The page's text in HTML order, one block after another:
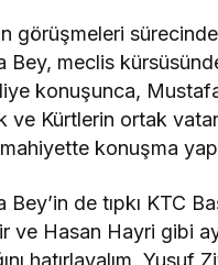
görüşmeleri
Bey, meclis
konuşunca,
ve Kürtlerin ortak
konuşma
Bey’in de tıpkı KTC
ve Hasan Hayri gibi
hatırlayalım. Yusuf